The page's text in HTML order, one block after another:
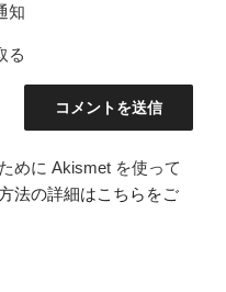
知
る
めに Akismet を使って
法の詳細はこちらをご